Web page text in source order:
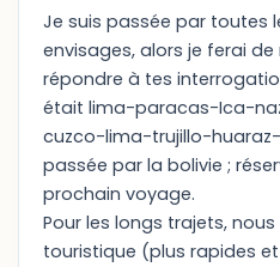
Je suis passée par toutes
envisages, alors je ferai
répondre à tes
était lima-paracas-Ica-
cuzco-lima-trujillo-
passée par la bolivie ;
prochain voyage.
Pour les longs trajets,
touristique (plus rapides